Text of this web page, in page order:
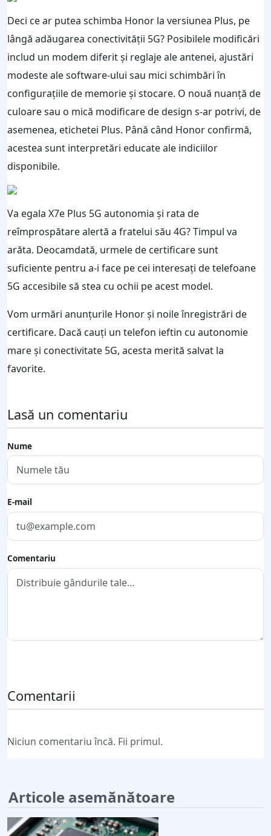
Deci ce ar putea schimba Honor la versiunea Plus, pe
lângă adăugarea conectivității 5G? Posibilele modificări
includ un modem diferit și reglaje ale antenei, ajustări
modeste ale software-ului sau mici schimbări în
configurațiile de memorie și stocare. O nouă nuanță de
culoare sau o mică modificare de design s-ar potrivi, de
asemenea, etichetei Plus. Până când Honor confirmă,
acestea sunt interpretări educate ale indiciilor
disponibile.
Va egala X7e Plus 5G autonomia și rata de
reîmprospătare alertă a fratelui său 4G? Timpul va
arăta. Deocamdată, urmele de certificare sunt
suficiente pentru a-i face pe cei interesați de telefoane
5G accesibile să stea cu ochii pe acest model.
Vom urmări anunțurile Honor și noile înregistrări de
certificare. Dacă cauți un telefon ieftin cu autonomie
mare și conectivitate 5G, acesta merită salvat la
favorite.
Lasă un comentariu
Nume
E-mail
Comentariu
Comentarii
Niciun comentariu încă. Fii primul.
Articole asemănătoare